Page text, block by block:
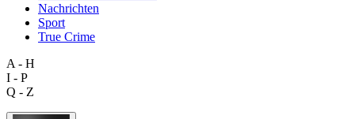
Nachrichten
Sport
True Crime
A - H
I - P
Q - Z